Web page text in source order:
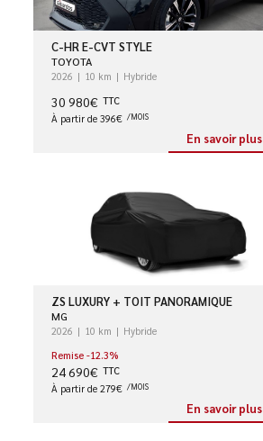
C-HR E-CVT STYLE
TOYOTA
2026 10 km Hybride
30 980€ TTC
À partir de 396€ /MOIS
En savoir plus
ZS LUXURY + TOIT PANORAMIQUE
MG
2026 10 km
Hybride
Remise -12.3%
24 690€ TTC
À partir de 279€ /MOIS
En savoir plus